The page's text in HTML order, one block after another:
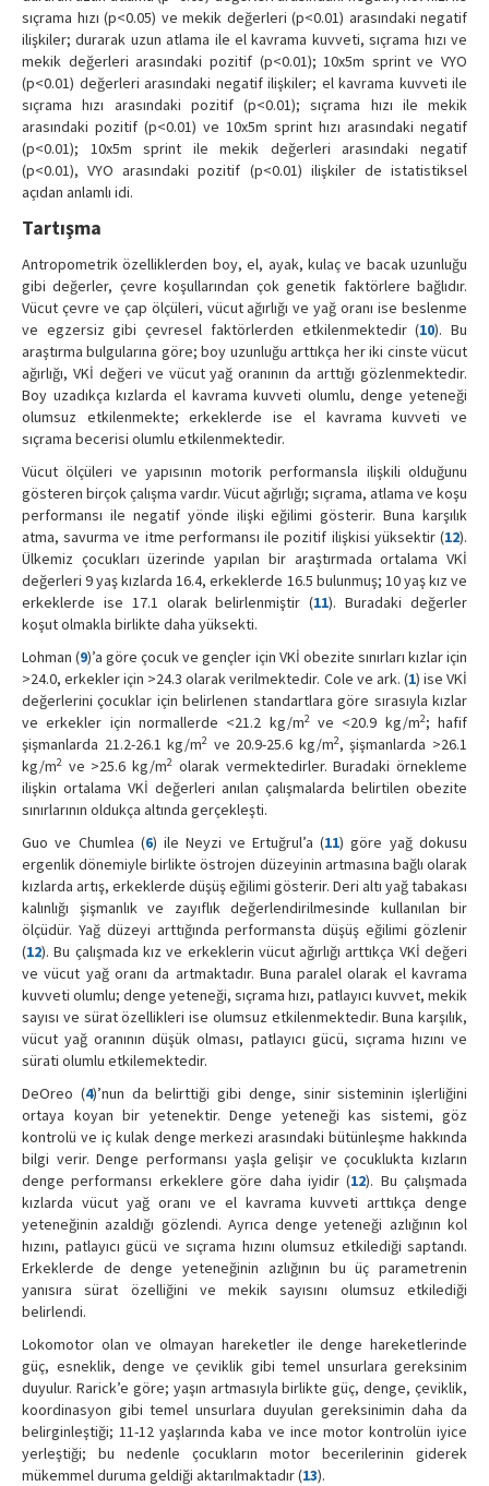
sıçrama hızı (p<0.05) ve mekik değerleri (p<0.01) arasındaki negatif
ilişkiler; durarak uzun atlama ile el kavrama kuvveti, sıçrama hızı ve
mekik değerleri arasındaki pozitif (p<0.01); 10x5m sprint ve VYO
(p<0.01) değerleri arasındaki negatif ilişkiler; el kavrama kuvveti ile
sıçrama hızı arasındaki pozitif (p<0.01); sıçrama hızı ile mekik
arasındaki pozitif (p<0.01) ve 10x5m sprint hızı arasındaki negatif
(p<0.01); 10x5m sprint ile mekik değerleri arasındaki negatif
(p<0.01), VYO arasındaki pozitif (p<0.01) ilişkiler de istatistiksel
açıdan anlamlı idi.
Tartışma
Antropometrik özelliklerden boy, el, ayak, kulaç ve bacak uzunluğu
gibi değerler, çevre koşullarından çok genetik faktörlere bağlıdır.
Vücut çevre ve çap ölçüleri, vücut ağırlığı ve yağ oranı ise beslenme
ve egzersiz gibi çevresel faktörlerden etkilenmektedir (10). Bu
araştırma bulgularına göre; boy uzunluğu arttıkça her iki cinste vücut
ağırlığı, VKİ değeri ve vücut yağ oranının da arttığı gözlenmektedir.
Boy uzadıkça kızlarda el kavrama kuvveti olumlu, denge yeteneği
olumsuz etkilenmekte; erkeklerde ise el kavrama kuvveti ve
sıçrama becerisi olumlu etkilenmektedir.
Vücut ölçüleri ve yapısının motorik performansla ilişkili olduğunu
gösteren birçok çalışma vardır. Vücut ağırlığı; sıçrama, atlama ve koşu
performansı ile negatif yönde ilişki eğilimi gösterir. Buna karşılık
atma, savurma ve itme performansı ile pozitif ilişkisi yüksektir (12).
Ülkemiz çocukları üzerinde yapılan bir araştırmada ortalama VKİ
değerleri 9 yaş kızlarda 16.4, erkeklerde 16.5 bulunmuş; 10 yaş kız ve
erkeklerde ise 17.1 olarak belirlenmiştir (11). Buradaki değerler
koşut olmakla birlikte daha yüksekti.
Lohman (9)’a göre çocuk ve gençler için VKİ obezite sınırları kızlar için
>24.0, erkekler için >24.3 olarak verilmektedir. Cole ve ark. (1) ise VKİ
değerlerini çocuklar için belirlenen standartlara göre sırasıyla kızlar
ve erkekler için normallerde <21.2 kg/m2ve <20.9 kg/m2; hafif
şişmanlarda 21.2-26.1 kg/m2 ve 20.9-25.6 kg/m2, şişmanlarda >26.1
kg/m2 ve >25.6 kg/m2 olarak vermektedirler. Buradaki örnekleme
ilişkin ortalama VKİ değerleri anılan çalışmalarda belirtilen obezite
sınırlarının oldukça altında gerçekleşti.
Guo ve Chumlea (6) ile Neyzi ve Ertuğrul’a (11) göre yağ dokusu
ergenlik dönemiyle birlikte östrojen düzeyinin artmasına bağlı olarak
kızlarda artış, erkeklerde düşüş eğilimi gösterir. Deri altı yağ tabakası
kalınlığı şişmanlık ve zayıflık değerlendirilmesinde kullanılan bir
ölçüdür. Yağ düzeyi arttığında performansta düşüş eğilimi gözlenir
(12). Bu çalışmada kız ve erkeklerin vücut ağırlığı arttıkça VKİ değeri
ve vücut yağ oranı da artmaktadır. Buna paralel olarak el kavrama
kuvveti olumlu; denge yeteneği, sıçrama hızı, patlayıcı kuvvet, mekik
sayısı ve sürat özellikleri ise olumsuz etkilenmektedir. Buna karşılık,
vücut yağ oranının düşük olması, patlayıcı gücü, sıçrama hızını ve
sürati olumlu etkilemektedir.
DeOreo (4)’nun da belirttiği gibi denge, sinir sisteminin işlerliğini
ortaya koyan bir yetenektir. Denge yeteneği kas sistemi, göz
kontrolü ve iç kulak denge merkezi arasındaki bütünleşme hakkında
bilgi verir. Denge performansı yaşla gelişir ve çocuklukta kızların
denge performansı erkeklere göre daha iyidir (12). Bu çalışmada
kızlarda vücut yağ oranı ve el kavrama kuvveti arttıkça denge
yeteneğinin azaldığı gözlendi. Ayrıca denge yeteneği azlığının kol
hızını, patlayıcı gücü ve sıçrama hızını olumsuz etkilediği saptandı.
Erkeklerde de denge yeteneğinin azlığının bu üç parametrenin
yanısıra sürat özelliğini ve mekik sayısını olumsuz etkilediği
belirlendi.
Lokomotor olan ve olmayan hareketler ile denge hareketlerinde
güç, esneklik, denge ve çeviklik gibi temel unsurlara gereksinim
duyulur. Rarick’e göre; yaşın artmasıyla birlikte güç, denge, çeviklik,
koordinasyon gibi temel unsurlara duyulan gereksinimin daha da
belirginleştiği; 11-12 yaşlarında kaba ve ince motor kontrolün iyice
yerleştiği; bu nedenle çocukların motor becerilerinin giderek
mükemmel duruma geldiği aktarılmaktadır (13).